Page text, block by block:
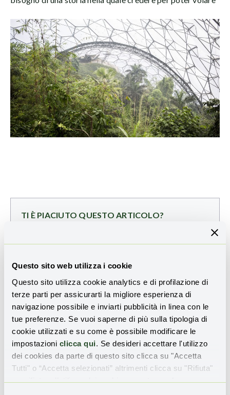
Questo sito web utilizza i cookie
Questo sito utilizza cookie analytics e di profilazione di
terze parti per assicurarti la migliore esperienza di
navigazione possibile e inviarti pubblicità in linea con le
tue preferenze. Se vuoi saperne di più sulla tipologia di
cookie utilizzati e su come è possibile modificare le
impostazioni clicca qui. Se desideri accettare l'utilizzo
dei cookies da parte di questo sito clicca su "Accetta
Tutti" o “Accetta selezionati” altrimenti clicca su "Rifiuta"
per rifiutare l’utilizzo dei cookie e mantenere le
TI È PIACIUTO QUESTO ARTICOLO?
Email
Ho preso visione dell'informativa sulla privacye
presto il consenso all'invio della Newsletter